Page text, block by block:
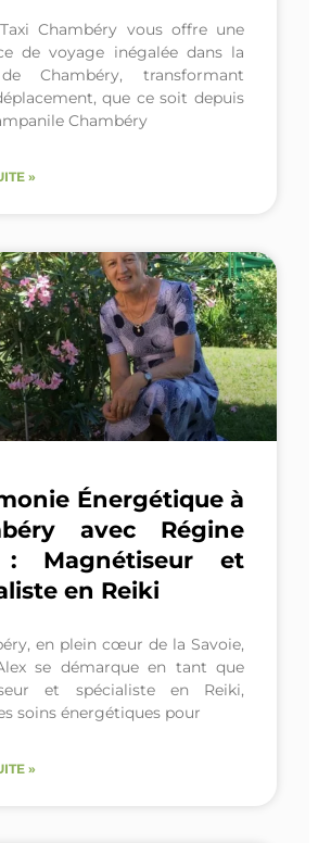
Chambéry vous offre une
de voyage inégalée dans la
Chambéry, transformant
que ce soit depuis
Chambéry
»
Énergétique à
avec Régine
Magnétiseur et
en Reiki
en plein cœur de la Savoie,
se démarque en tant que
et spécialiste en Reiki,
soins énergétiques pour
»